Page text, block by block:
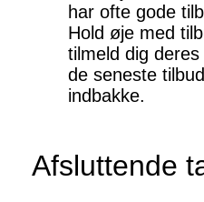
har ofte gode
Hold øje med
tilmeld dig
de seneste
indbakke.
Afsluttende